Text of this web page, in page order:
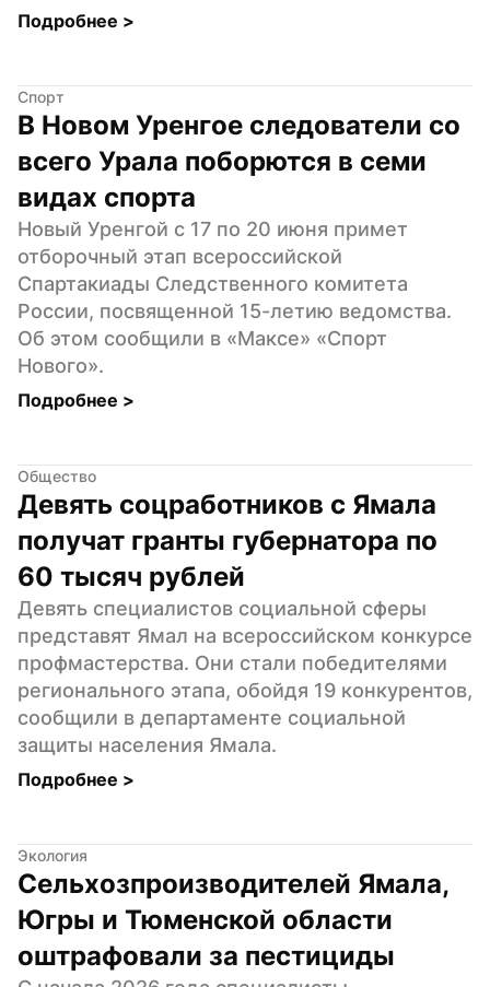
Подробнее >
Спорт
В Новом Уренгое следователи со
всего Урала поборются в семи
видах спорта
Новый Уренгой с 17 по 20 июня примет
отборочный этап всероссийской
Спартакиады Следственного комитета
России, посвященной 15-летию ведомства.
Об этом сообщили в «Максе» «Спорт
Нового».
Подробнее >
Общество
Девять соцработников с Ямала
получат гранты губернатора по
60 тысяч рублей
Девять специалистов социальной сферы
представят Ямал на всероссийском конкурсе
профмастерства. Они стали победителями
регионального этапа, обойдя 19 конкурентов,
сообщили в департаменте социальной
защиты населения Ямала.
Подробнее >
Экология
Сельхозпроизводителей Ямала,
Югры и Тюменской области
оштрафовали за пестициды